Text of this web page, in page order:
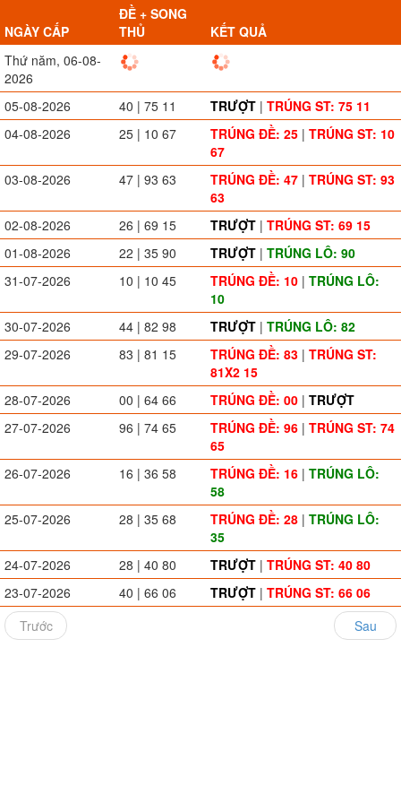
NGÀY CẤP
ĐỀ + SONG
THỦ
KẾT QUẢ
Thứ năm, 06-08-
2026
05-08-2026
40 | 75 11 TRƯỢT | TRÚNG ST: 75 11
04-08-2026
25 | 10 67 TRÚNG ĐỀ: 25 | TRÚNG ST: 10
67
03-08-2026
47 | 93 63 TRÚNG ĐỀ: 47 | TRÚNG ST: 93
63
02-08-2026
26 | 69 15 TRƯỢT | TRÚNG ST: 69 15
01-08-2026
22 | 35 90 TRƯỢT | TRÚNG LÔ: 90
31-07-2026
10 | 10 45 TRÚNG ĐỀ: 10 | TRÚNG LÔ:
10
30-07-2026
44 | 82 98 TRƯỢT | TRÚNG LÔ: 82
29-07-2026
83 | 81 15 TRÚNG ĐỀ: 83 | TRÚNG ST:
81X2 15
28-07-2026
00 | 64 66 TRÚNG ĐỀ: 00 | TRƯỢT
27-07-2026
96 | 74 65 TRÚNG ĐỀ: 96 | TRÚNG ST: 74
65
26-07-2026
16 | 36 58 TRÚNG ĐỀ: 16 | TRÚNG LÔ:
58
25-07-2026
28 | 35 68 TRÚNG ĐỀ: 28 | TRÚNG LÔ:
35
24-07-2026
28 | 40 80 TRƯỢT | TRÚNG ST: 40 80
23-07-2026
40 | 66 06 TRƯỢT | TRÚNG ST: 66 06
Trước
Sau